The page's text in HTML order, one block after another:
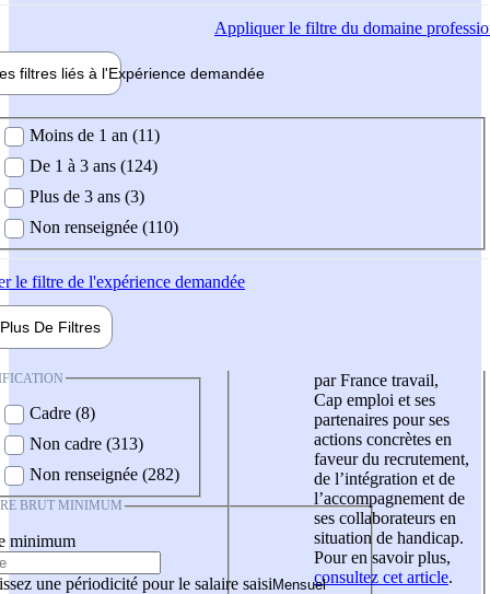
Appliquerle filtre du domaine
filtres liés à l'Expérience demandée
demandée
Moins de 1 an (11)
De 1 à 3 ans (124)
Plus de 3 ans (3)
Non renseignée (110)
le filtre de l'expérience demandée
Plus De Filtres
Cadre (8)
Non cadre (313)
Non renseignée (282)
BRUT MINIMUM
minimum
une périodicité pour le salaire saisi
par France travail,
Cap emploi et ses
partenaires pour ses
actions concrètes en
faveur du recrutement,
de l’intégration et de
l’accompagnement de
ses collaborateurs en
situation de handicap.
Pour en savoir plus,
consultez cet article.